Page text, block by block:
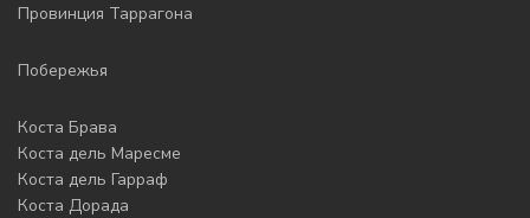
Провинция Таррагона
Побережья
Коста Брава
Коста дель Маресме
Коста дель Гарраф
Коста Дорада